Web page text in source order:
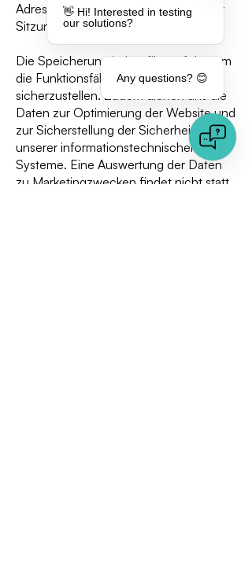
Adresse des Nutzers für die Dauer der
Sitzung gespeichert bleiben.
Die Speicherung in Logfiles erfolgt, um
die Funktionsfähigkeit der Website
sicherzustellen. Zudem dienen uns die
Daten zur Optimierung der Website und
zur Sicherstellung der Sicherheit
unserer informationstechnischen
Systeme. Eine Auswertung der Daten
zu Marketingzwecken findet nicht statt.
👋 Hi! Interested in testing
our solutions?
Any questions? 😊